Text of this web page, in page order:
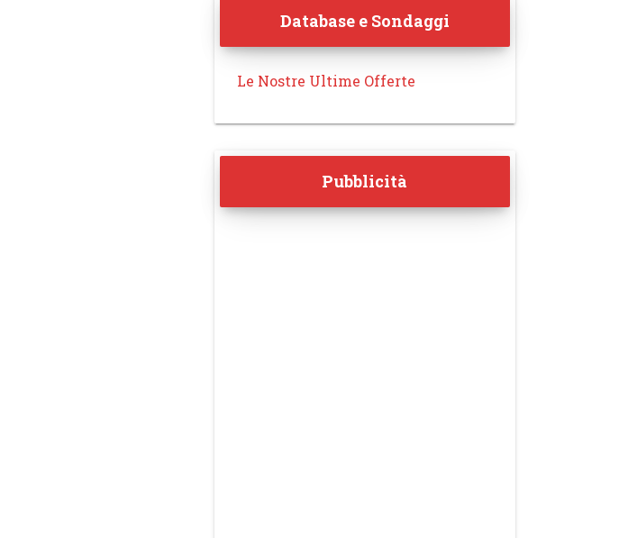
Database e Sondaggi
Le Nostre Ultime Offerte
Pubblicità